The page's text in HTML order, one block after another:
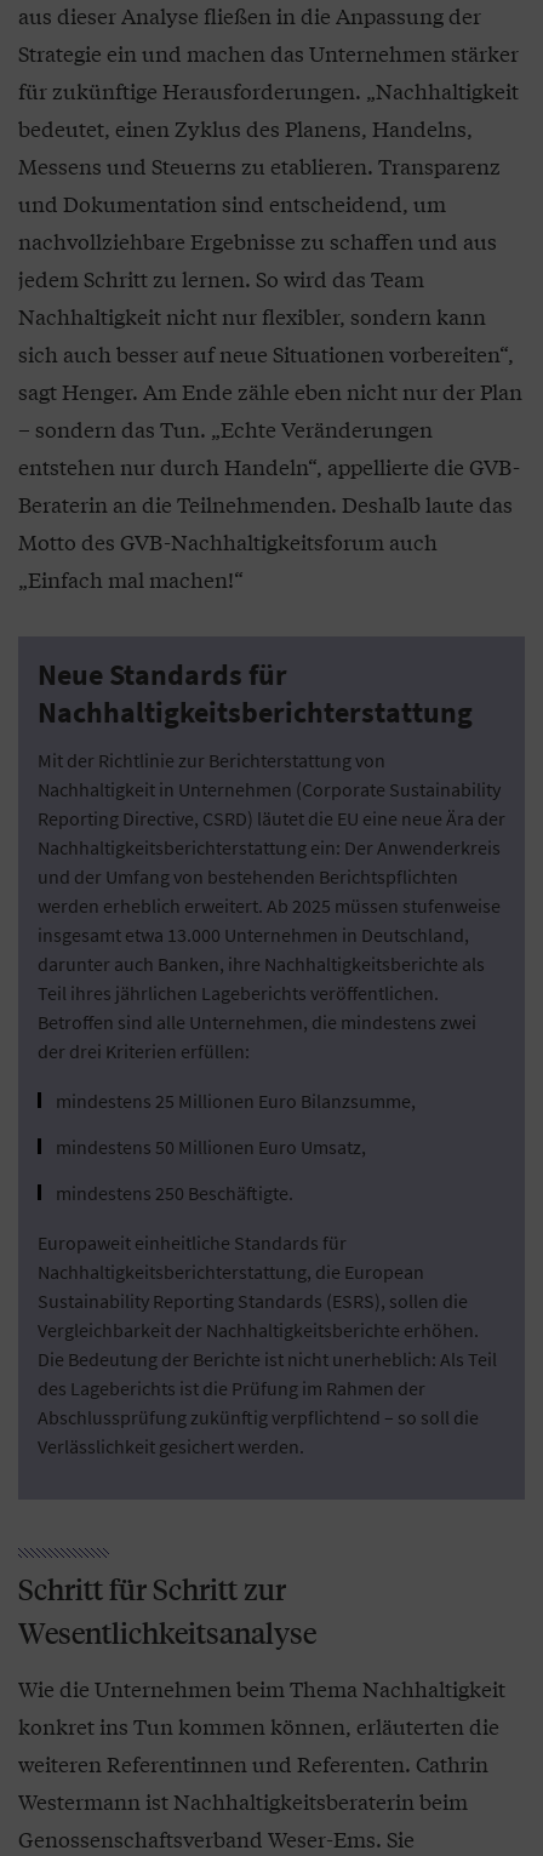
aus dieser Analyse fließen in die Anpassung der
Strategie ein und machen das Unternehmen stärker
für zukünftige Herausforderungen. „Nachhaltigkeit
bedeutet, einen Zyklus des Planens, Handelns,
Messens und Steuerns zu etablieren. Transparenz
und Dokumentation sind entscheidend, um
nachvollziehbare Ergebnisse zu schaffen und aus
jedem Schritt zu lernen. So wird das Team
Nachhaltigkeit nicht nur flexibler, sondern kann
sich auch besser auf neue Situationen vorbereiten“,
sagt Henger. Am Ende zähle eben nicht nur der Plan
– sondern das Tun. „Echte Veränderungen
entstehen nur durch Handeln“, appellierte die GVB-
Beraterin an die Teilnehmenden. Deshalb laute das
Motto des GVB-Nachhaltigkeitsforum auch
„Einfach mal machen!“
Neue Standards für
Nachhaltigkeitsberichterstattung
Mit der Richtlinie zur Berichterstattung von
Nachhaltigkeit in Unternehmen (Corporate Sustainability
Reporting Directive, CSRD) läutet die EU eine neue Ära der
Nachhaltigkeitsberichterstattung ein: Der Anwenderkreis
und der Umfang von bestehenden Berichtspflichten
werden erheblich erweitert. Ab 2025 müssen stufenweise
insgesamt etwa 13.000 Unternehmen in Deutschland,
darunter auch Banken, ihre Nachhaltigkeitsberichte als
Teil ihres jährlichen Lageberichts veröffentlichen.
Betroffen sind alle Unternehmen, die mindestens zwei
der drei Kriterien erfüllen:
mindestens 25 Millionen Euro Bilanzsumme,
mindestens 50 Millionen Euro Umsatz,
mindestens 250 Beschäftigte.
Europaweit einheitliche Standards für
Nachhaltigkeitsberichterstattung, die European
Sustainability Reporting Standards (ESRS), sollen die
Vergleichbarkeit der Nachhaltigkeitsberichte erhöhen.
Die Bedeutung der Berichte ist nicht unerheblich: Als Teil
des Lageberichts ist die Prüfung im Rahmen der
Abschlussprüfung zukünftig verpflichtend – so soll die
Verlässlichkeit gesichert werden.
Schritt für Schritt zur
Wesentlichkeitsanalyse
Wie die Unternehmen beim Thema Nachhaltigkeit
konkret ins Tun kommen können, erläuterten die
weiteren Referentinnen und Referenten. Cathrin
Westermann ist Nachhaltigkeitsberaterin beim
Genossenschaftsverband Weser-Ems. Sie